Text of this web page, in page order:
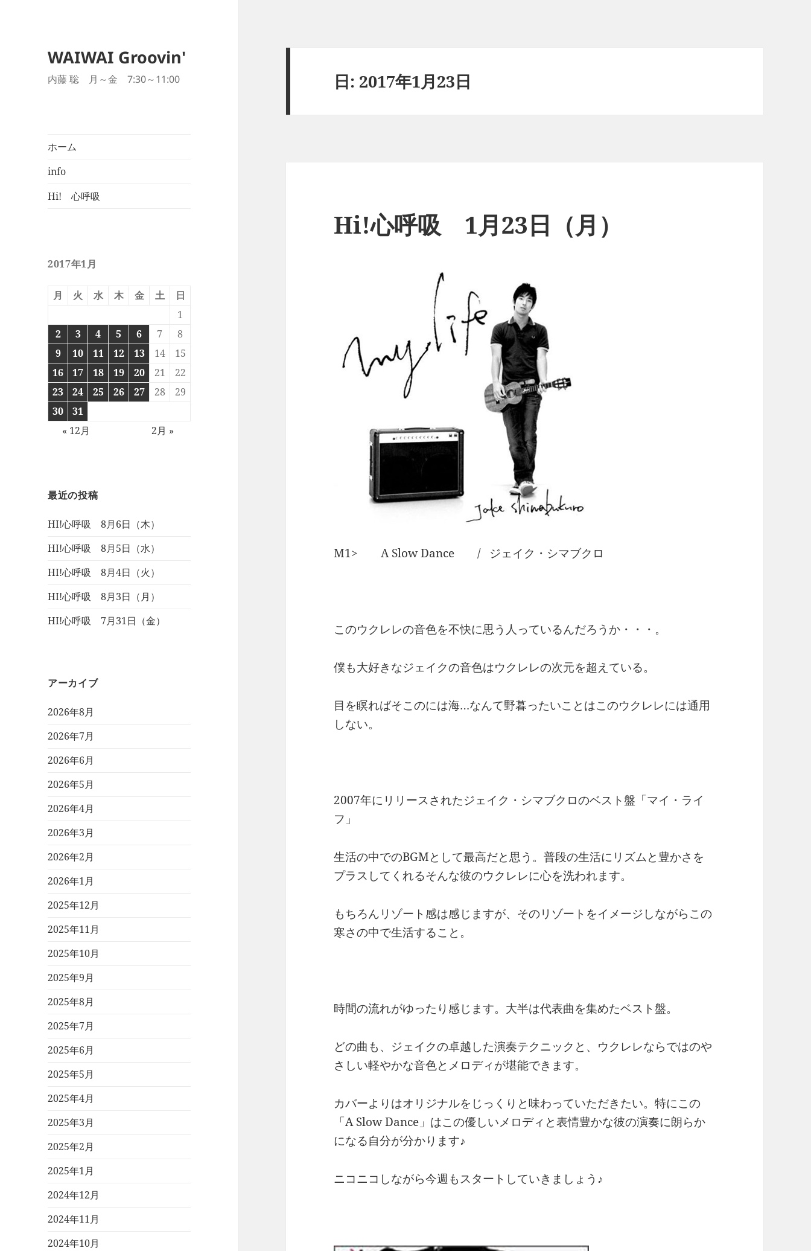
WAIWAI Groovin'
内藤 聡 月～金 7:30～11:00
ホーム
info
Hi! 心呼吸
2017年1月
月 火 水 木 金 土
日
1
2
3 4 5 6 7
8
9
10 11 12 13 14
15
16
17 18 19 20 21
22
23
24 25 26 27 28
29
30
31
« 12月
2月 »
最近の投稿
HI!心呼吸 8月6日（木）
HI!心呼吸 8月5日（水）
HI!心呼吸 8月4日（火）
HI!心呼吸 8月3日（月）
HI!心呼吸 7月31日（金）
アーカイブ
2026年8月
2026年7月
2026年6月
2026年5月
2026年4月
2026年3月
2026年2月
2026年1月
2025年12月
2025年11月
2025年10月
2025年9月
2025年8月
2025年7月
2025年6月
2025年5月
2025年4月
2025年3月
2025年2月
2025年1月
2024年12月
2024年11月
2024年10月
日: 2017年1月23日
Hi!心呼吸 1月23日（月）
M1> A Slow Dance / ジェイク・シマブクロ
このウクレレの音色を不快に思う人っているんだろうか・・・。
僕も大好きなジェイクの音色はウクレレの次元を超えている。
目を瞑ればそこのには海…なんて野暮ったいことはこのウクレレには通用
しない。
2007年にリリースされたジェイク・シマブクロのベスト盤「マイ・ライ
フ」
生活の中でのBGMとして最高だと思う。普段の生活にリズムと豊かさを
プラスしてくれるそんな彼のウクレレに心を洗われます。
もちろんリゾート感は感じますが、そのリゾートをイメージしながらこの
寒さの中で生活すること。
時間の流れがゆったり感じます。大半は代表曲を集めたベスト盤。
どの曲も、ジェイクの卓越した演奏テクニックと、ウクレレならではのや
さしい軽やかな音色とメロディが堪能できます。
カバーよりはオリジナルをじっくりと味わっていただきたい。特にこの
「A Slow Dance」はこの優しいメロディと表情豊かな彼の演奏に朗らか
になる自分が分かります♪
ニコニコしながら今週もスタートしていきましょう♪